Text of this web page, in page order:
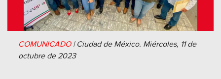
COMUNICADO| Ciudad de México. Miércoles, 11 de
octubre de 2023